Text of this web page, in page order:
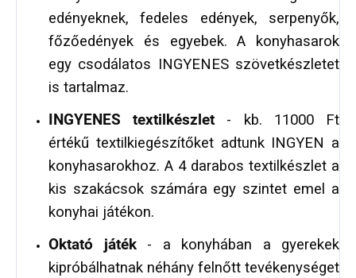
edényeknek, fedeles edények, serpenyők,
főzőedények és egyebek. A konyhasarok
egy csodálatos INGYENES szövetkészletet
is tartalmaz.
INGYENES textilkészlet - kb. 11000 Ft
értékű textilkiegészítőket adtunk INGYEN a
konyhasarokhoz. A 4 darabos textilkészlet a
kis szakácsok számára egy szintet emel a
konyhai játékon.
Oktató játék- a konyhában a gyerekek
kipróbálhatnak néhány felnőtt tevékenységet